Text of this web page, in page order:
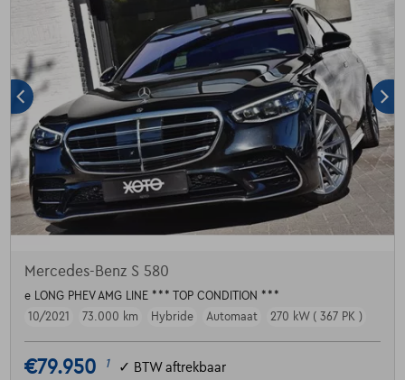
Mercedes-Benz S 580
e LONG PHEV AMG LINE *** TOP CONDITION ***
10/2021
73.000 km Hybride Automaat 270 kW ( 367 PK )
€79.950 1 ✓ BTW aftrekbaar